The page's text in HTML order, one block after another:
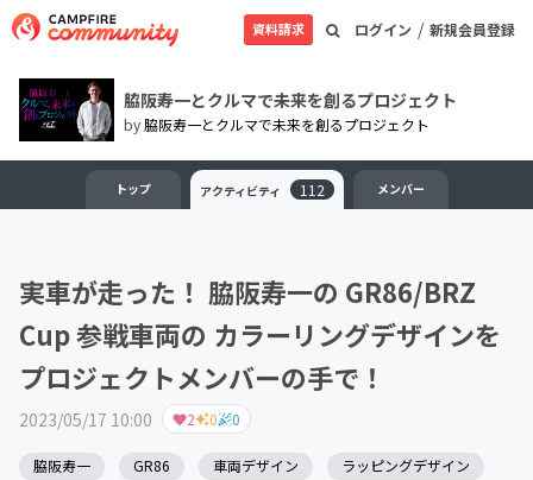
ログイン / 新規会員登録
資料請求
脇阪寿一とクルマで未来を創るプロジェクト
by脇阪寿一とクルマで未来を創るプロジェクト
トップ アクティビティ 112 メンバー
実車が走った！ 脇阪寿一の GR86/BRZ
Cup 参戦車両の カラーリングデザインを
プロジェクトメンバーの手で！
2023/05/17 10:00 2 0 0
脇阪寿一 GR86 車両デザイン
ラッピングデザイン